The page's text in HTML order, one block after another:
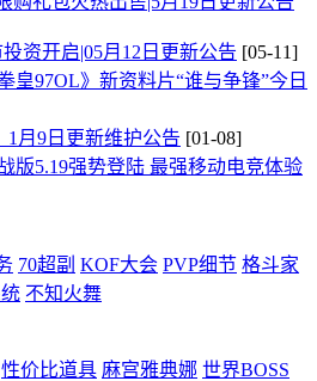
资开启|05月12日更新公告 [05-11]
皇97OL》新资料片“谁与争锋”今日
1月9日更新维护公告 [01-08]
版5.19强势登陆 最强移动电竞体验
70超副 KOF大会 PVP细节 格斗家
不知火舞
性价比道具 麻宫雅典娜 世界BOSS